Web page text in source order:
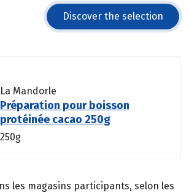
Discover the selection
La Mandorle
Préparation pour boisson
protéinée cacao 250g
250g
les magasins participants, selon les